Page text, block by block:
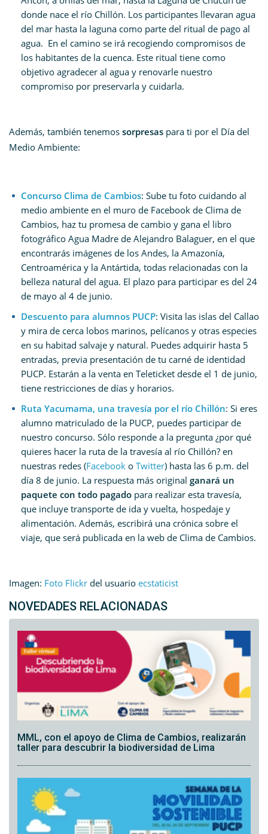
donde nace el río Chillón. Los participantes llevaran agua
del mar hasta la laguna como parte del ritual de pago al
agua. En el camino se irá recogiendo compromisos de
los habitantes de la cuenca. Este ritual tiene como
objetivo agradecer al agua y renovarle nuestro
compromiso por preservarla y cuidarla.
Además, también tenemos sorpresas para ti por el Día del
Medio Ambiente:
Concurso Clima de Cambios: Sube tu foto cuidando al
medio ambiente en el muro de Facebook de Clima de
Cambios, haz tu promesa de cambio y gana el libro
fotográfico Agua Madre de Alejandro Balaguer, en el que
encontrarás imágenes de los Andes, la Amazonía,
Centroamérica y la Antártida, todas relacionadas con la
belleza natural del agua. El plazo para participar es del 24
de mayo al 4 de junio.
Descuento para alumnos PUCP: Visita las islas del Callao
y mira de cerca lobos marinos, pelícanos y otras especies
en su habitad salvaje y natural. Puedes adquirir hasta 5
entradas, previa presentación de tu carné de identidad
PUCP. Estarán a la venta en Teleticket desde el 1 de junio,
tiene restricciones de días y horarios.
Ruta Yacumama, una travesía por el río Chillón: Si eres
alumno matriculado de la PUCP, puedes participar de
nuestro concurso. Sólo responde a la pregunta ¿por qué
quieres hacer la ruta de la travesía al río Chillón? en
nuestras redes (Facebook o Twitter) hasta las 6 p.m. del
día 8 de junio. La respuesta más original ganará un
paquete con todo pagado para realizar esta travesía,
que incluye transporte de ida y vuelta, hospedaje y
alimentación. Además, escribirá una crónica sobre el
viaje, que será publicada en la web de Clima de Cambios.
Imagen: Foto Flickr del usuario ecstaticist
NOVEDADES RELACIONADAS
MML, con el apoyo de Clima de Cambios, realizarán
taller para descubrir la biodiversidad de Lima